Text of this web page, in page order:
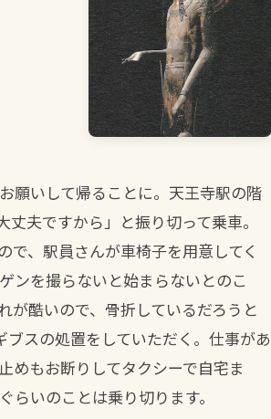
願いして帰ることに。天王寺駅の階
夫ですから」と振り切って乗車。
、駅員さんが車椅子を用意してく
ンを撮らないと始まらないとのこ
が酷いので、骨折しているだろうと
スの処置をしていただく。仕事があ
めもお断りしてタクシーで自宅ま
いのことは乗り切ります。